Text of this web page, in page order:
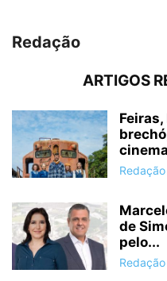
Redação
ARTIGOS
Redação
de
pelo...
Redação